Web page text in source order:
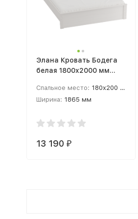
Элана Кровать Бодега
белая 1800x2000 мм
Спальное место: 180x200 см
Ширина: 1865 мм
13 190 ₽